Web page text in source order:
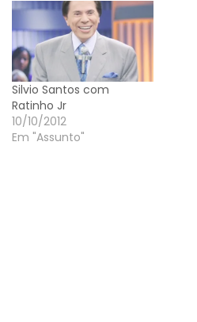
Silvio Santos com
Ratinho Jr
10/10/2012
Em "Assunto"